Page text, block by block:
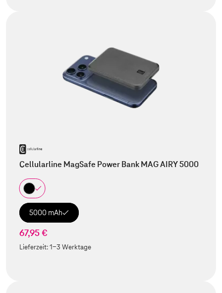
Cellularline MagSafe Power Bank MAG AIRY 5000
5000 mAh
67,95 €
Lieferzeit:1-3 Werktage